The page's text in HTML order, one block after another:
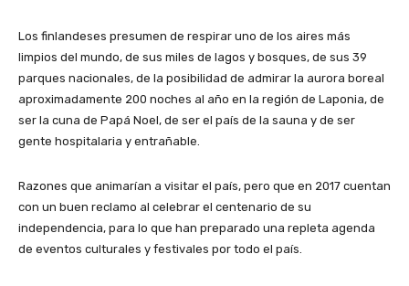
Los finlandeses presumen de respirar uno de los aires más
limpios del mundo, de sus miles de lagos y bosques, de sus 39
parques nacionales, de la posibilidad de admirar la aurora boreal
aproximadamente 200 noches al año en la región de Laponia, de
ser la cuna de Papá Noel, de ser el país de la sauna y de ser
gente hospitalaria y entrañable.
Razones que animarían a visitar el país, pero que en 2017 cuentan
con un buen reclamo al celebrar el centenario de su
independencia, para lo que han preparado una repleta agenda
de eventos culturales y festivales por todo el país.